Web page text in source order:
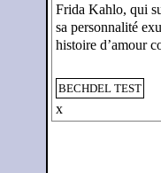
Frida Kahlo, qui
sa personnalité
histoire d’amour
BECHDEL TEST
x